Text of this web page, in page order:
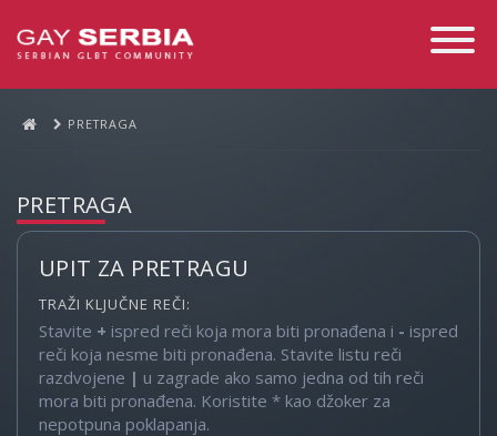
Toggle
PRETRAGA
PRETRAGA
UPIT ZA PRETRAGU
TRAŽI KLJUČNE REČI:
Stavite + ispred reči koja mora biti pronađena i - ispred
reči koja nesme biti pronađena. Stavite listu reči
razdvojene | u zagrade ako samo jedna od tih reči
mora biti pronađena. Koristite * kao džoker za
nepotpuna poklapanja.